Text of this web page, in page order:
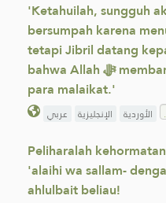
'Ketahuilah, sungguh
bersumpah karena
tetapi Jibril datang
bahwa Allah ﷻ membanggakan kalian di hadapan
para malaikat.'
عربي الإنجليزية الأوردية
Peliharalah
'alaihi wa sallam-
ahlulbait beliau!